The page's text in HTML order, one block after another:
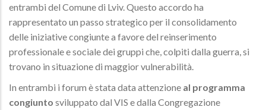
entrambi del Comune di Lviv. Questo accordo ha
rappresentato un passo strategico per il consolidamento
delle iniziative congiunte a favore del reinserimento
professionale e sociale dei gruppi che, colpiti dalla guerra, si
trovano in situazione di maggior vulnerabilità.
In entrambi i forum è stata data attenzione al programma
congiunto sviluppato dal VIS e dalla Congregazione